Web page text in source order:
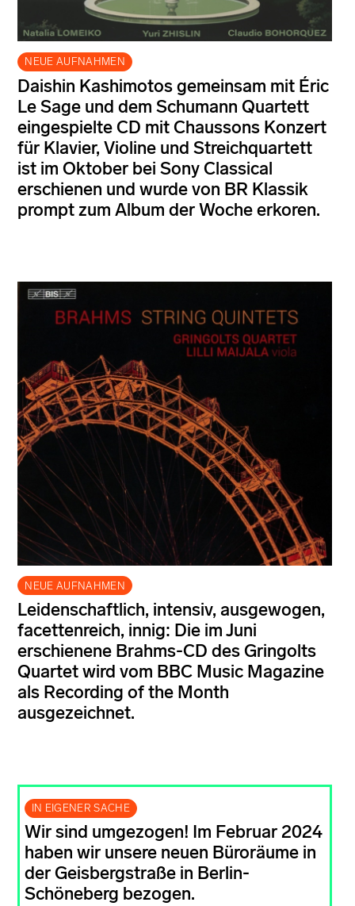
NEUE AUFNAHMEN
Daishin Kashimotos gemeinsam mit Éric
Le Sage und dem Schumann Quartett
eingespielte CD mit Chaussons Konzert
für Klavier, Violine und Streichquartett
ist im Oktober bei Sony Classical
erschienen und wurde von BR Klassik
prompt zum Album der Woche erkoren.
NEUE AUFNAHMEN
Leidenschaftlich, intensiv, ausgewogen,
facettenreich, innig: Die im Juni
erschienene Brahms-CD des Gringolts
Quartet wird vom BBC Music Magazine
als Recording of the Month
ausgezeichnet.
IN EIGENER SACHE
Wir sind umgezogen! Im Februar 2024
haben wir unsere neuen Büroräume in
der Geisbergstraße in Berlin-
Schöneberg bezogen.